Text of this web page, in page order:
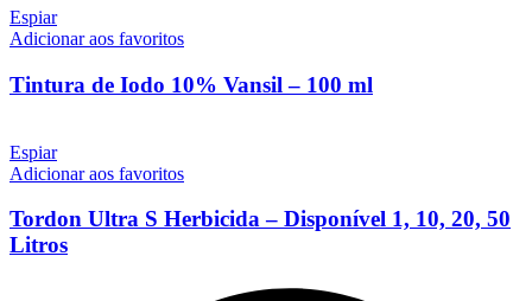
Espiar
Adicionar aos favoritos
Tintura de Iodo 10% Vansil – 100 ml
Espiar
Adicionar aos favoritos
Tordon Ultra S Herbicida – Disponível 1, 10, 20, 50
Litros